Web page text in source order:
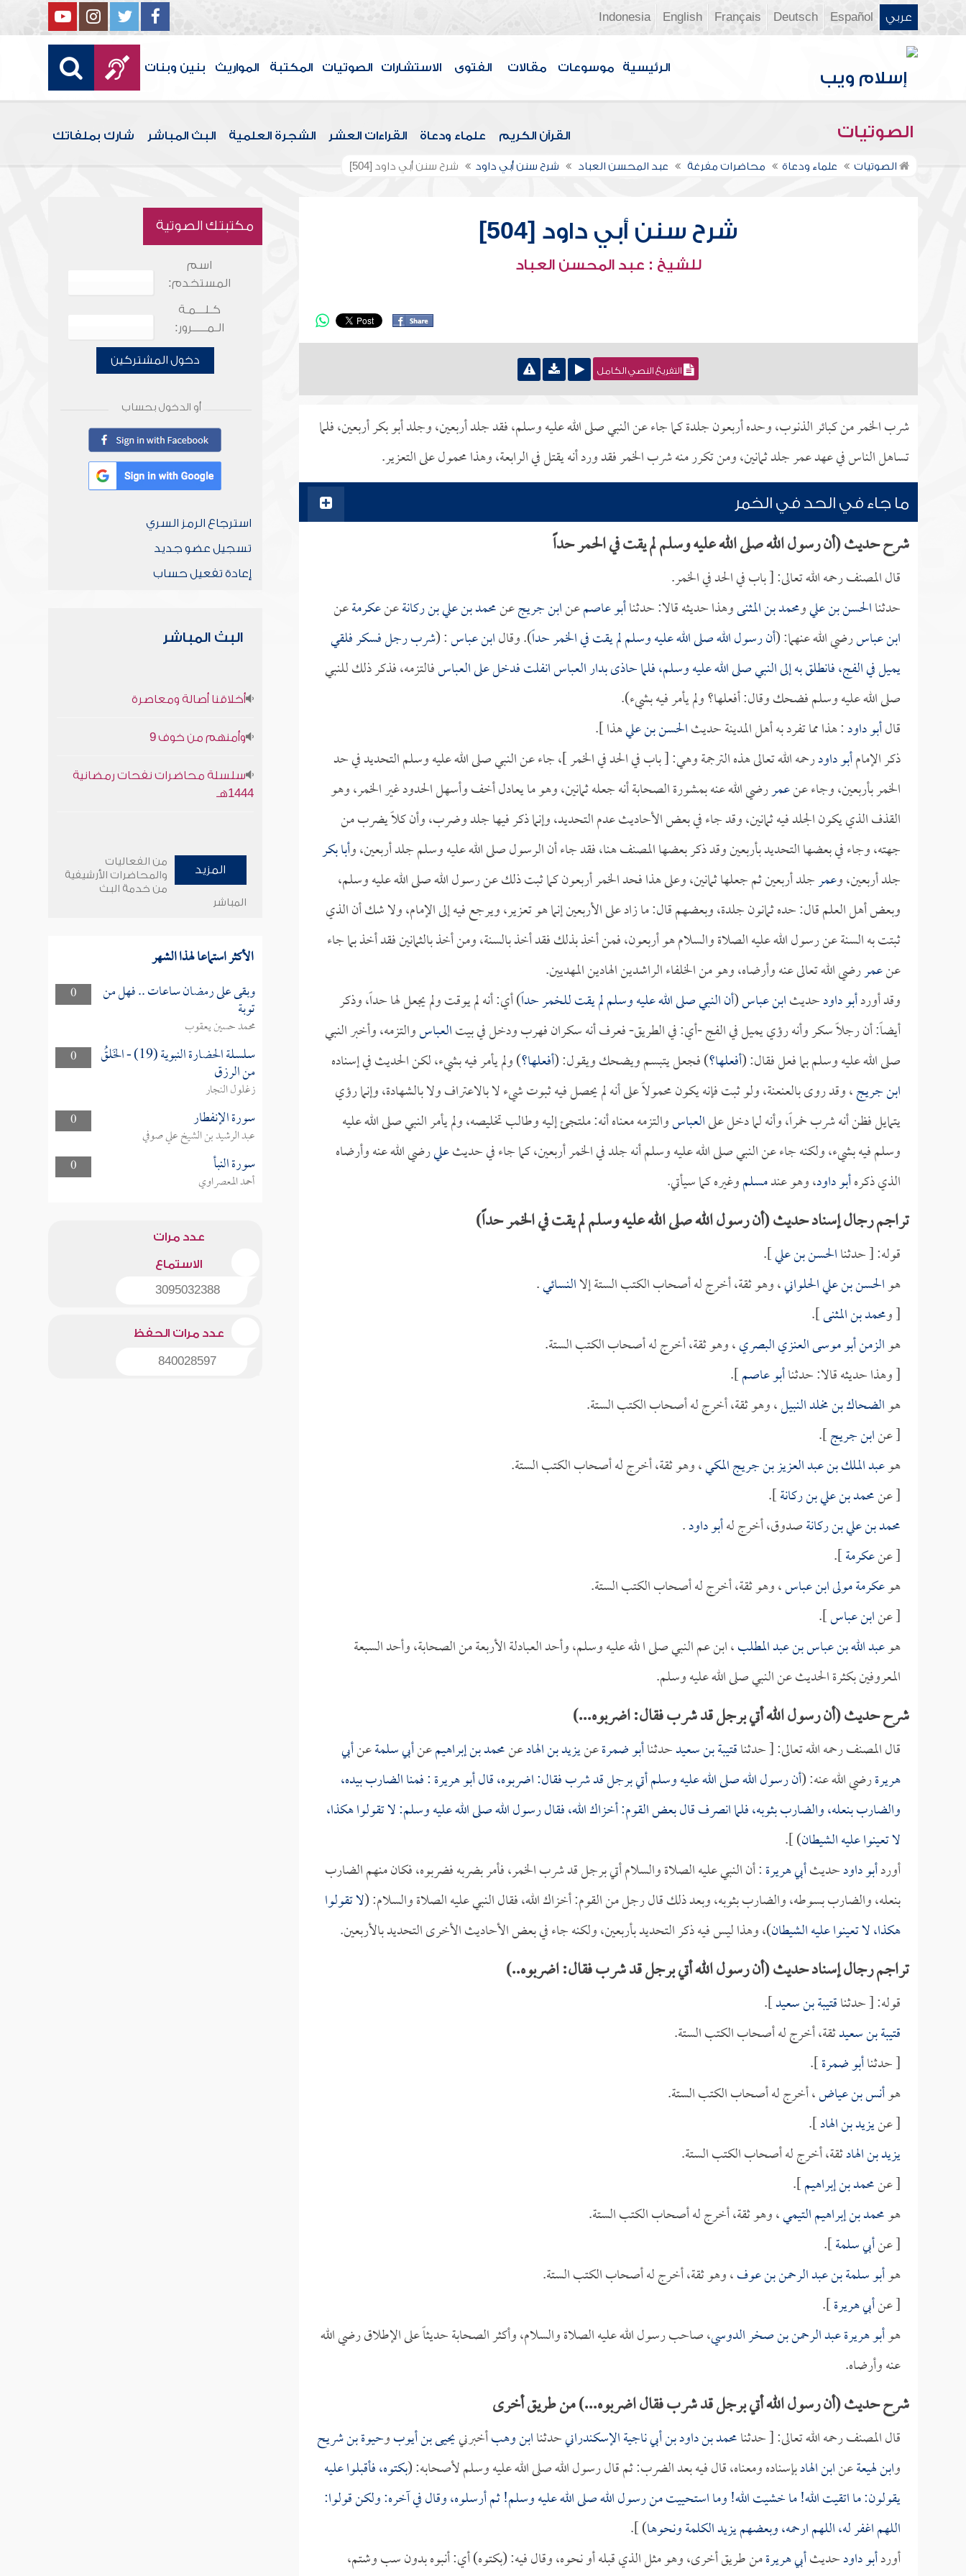
عربي Español
Deutsch
Français
English
Indonesia
الرئيسية موسوعات مقالات الفتوى الاستشارات الصوتيات المكتبة المواريث بنين وبنات
الصوتيات القرآن الكريم علماء ودعاة القراءات العشر الشجرة العلمية البث المباشر شارك بملفاتك
الصوتيات علماء ودعاة محاضرات مفرغة عبد المحسن العباد شرح سنن أبي داود شرح سنن أبي داود [504]
شرح سنن أبي داود [504]
للشيخ : عبد المحسن العباد
التفريغ النصي الكامل
شرب الخمر من كبائر الذنوب، وحده أربعون جلدة كما جاء عن النبي صلى الله عليه وسلم، فقد جلد أربعين، وجلد أبو بكر أربعين، فلما
تساهل الناس في عهد عمر جلد ثمانين، ومن تكرر منه شرب الخمر فقد ورد أنه يقتل في الرابعة، وهذا محمول على التعزير.
ما جاء في الحد في الخمر
شرح حديث (أن رسول الله صلى الله عليه وسلم لم يقت في الحمر حداً
قال المصنف رحمه الله تعالى: [ باب في الحد في الخمر.
حدثناالحسن بن عليومحمد بن المثنىوهذا حديثه قالا: حدثناأبو عاصمعنابن جريجعنمحمد بن علي بن ركانةعنعكرمةعن
ابن عباسرضي الله عنهما: (أن رسول الله صلى الله عليه وسلم لم يقت في الخمر حداً). وقالابن عباس: (شرب رجل فسكر فلقي
يميل في الفج، فانطلق به إلى النبي صلى الله عليه وسلم، فلما حاذى بدارالعباسانفلت فدخل علىالعباسفالتزمه، فذكر ذلك للنبي
صلى الله عليه وسلم فضحك وقال: أفعلها؟ ولم يأمر فيه بشيء).
قالأبو داود: هذا مما تفرد به أهل المدينة حديثالحسن بن عليهذا ].
ذكر الإمامأبو داودرحمه الله تعالى هذه الترجمة وهي: [ باب في الحد في الخمر ]، جاء عن النبي صلى الله عليه وسلم التحديد في حد
الخمر بأربعين، وجاء عنعمررضي الله عنه بمشورة الصحابة أنه جعله ثمانين، وهو ما يعادل أخف وأسهل الحدود غير الخمر، وهو
القذف الذي يكون الجلد فيه ثمانين، وقد جاء في بعض الأحاديث عدم التحديد، وإنما ذكر فيها جلد وضرب، وأن كلاً يضرب من
جهته، وجاء في بعضها التحديد بأربعين وقد ذكر بعضها المصنف هنا، فقد جاء أن الرسول صلى الله عليه وسلم جلد أربعين، وأبا بكر
جلد أربعين، وعمرجلد أربعين ثم جعلها ثمانين، وعلى هذا فحد الخمر أربعون كما ثبت ذلك عن رسول الله صلى الله عليه وسلم،
وبعض أهل العلم قال: حده ثمانون جلدة، وبعضهم قال: ما زاد على الأربعين إنما هو تعزير، ويرجع فيه إلى الإمام، ولا شك أن الذي
ثبتت به السنة عن رسول الله عليه الصلاة والسلام هو أربعون، فمن أخذ بذلك فقد أخذ بالسنة، ومن أخذ بالثمانين فقد أخذ بما جاء
عنعمررضي الله تعالى عنه وأرضاه، وهو من الخلفاء الراشدين الهادين المهديين.
وقد أوردأبو داودحديثابن عباس(أن النبي صلى الله عليه وسلم لم يقت للخمر حداً) أي: أنه لم يوقت ولم يجعل لها حداً، وذكر
أيضاً: أن رجلاً سكر وأنه رؤي يميل في الفج -أي: في الطريق- فعرف أنه سكران فهرب ودخل في بيتالعباسوالتزمه، وأخبر النبي
صلى الله عليه وسلم بما فعل فقال: (أفعلها؟) فجعل يتبسم ويضحك ويقول: (أفعلها؟) ولم يأمر فيه بشيء، لكن الحديث في إسناده
ابن جريج، وقد روى بالعنعنة، ولو ثبت فإنه يكون محمولاً على أنه لم يحصل فيه ثبوت شيء لا بالاعتراف ولا بالشهادة، وإنما رؤي
يتمايل فظن أنه شرب خمراً، وأنه لما دخل علىالعباسوالتزمه معناه أنه: ملتجئ إليه وطالب تخليصه، ولم يأمر النبي صلى الله عليه
وسلم فيه بشيء، ولكنه جاء عن النبي صلى الله عليه وسلم أنه جلد في الخمر أربعين، كما جاء في حديثعليرضي الله عنه وأرضاه
الذي ذكرهأبو داود، وهو عندمسلموغيره كما سيأتي.
تراجم رجال إسناد حديث (أن رسول الله صلى الله عليه وسلم لم يقت في الخمر حداً)
قوله: [ حدثناالحسن بن علي].
هوالحسن بن علي الحلواني، وهو ثقة، أخرج له أصحاب الكتب الستة إلاالنسائي.
[ ومحمد بن المثنى].
هوالزمن أبو موسى العنزي البصري، وهو ثقة، أخرج له أصحاب الكتب الستة.
[ وهذا حديثه قالا: حدثناأبو عاصم].
هوالضحاك بن مخلد النبيل، وهو ثقة، أخرج له أصحاب الكتب الستة.
[ عنابن جريج].
هوعبد الملك بن عبد العزيز بن جريج المكي، وهو ثقة، أخرج له أصحاب الكتب الستة.
[ عنمحمد بن علي بن ركانة].
محمد بن علي بن ركانةصدوق، أخرج لهأبو داود.
[ عنعكرمة].
هوعكرمة مولى ابن عباس، وهو ثقة، أخرج له أصحاب الكتب الستة.
[ عنابن عباس].
هوعبد الله بن عباس بن عبد المطلب، ابن عم النبي صلى ا لله عليه وسلم، وأحد العبادلة الأربعة من الصحابة، وأحد السبعة
المعروفين بكثرة الحديث عن النبي صلى الله عليه وسلم.
شرح حديث (أن رسول الله أتي برجل قد شرب فقال: اضربوه...)
قال المصنف رحمه الله تعالى: [ حدثناقتيبة بن سعيدحدثناأبو ضمرةعنيزيد بن الهادعنمحمد بن إبراهيمعنأبي سلمةعنأبي
هريرةرضي الله عنه: (أن رسول الله صلى الله عليه وسلم أتي برجل قد شرب فقال: اضربوه، قالأبو هريرة: فمنا الضارب بيده،
والضارب بنعله، والضارب بثوبه، فلما انصرف قال بعض القوم: أخزاك الله، فقال رسول الله صلى الله عليه وسلم: لا تقولوا هكذا،
لا تعينوا عليه الشيطان) ].
أوردأبو داودحديثأبي هريرة: أن النبي عليه الصلاة والسلام أتي برجل قد شرب الخمر، فأمر بضربه فضربوه، فكان منهم الضارب
بنعله، والضارب بسوطه، والضارب بثوبه، وبعد ذلك قال رجل من القوم: أخزاك الله، فقال النبي عليه الصلاة والسلام: (لا تقولوا
هكذا، لا تعينوا عليه الشيطان)، وهذا ليس فيه ذكر التحديد بأربعين، ولكنه جاء في بعض الأحاديث الأخرى التحديد بالأربعين.
تراجم رجال إسناد حديث (أن رسول الله أتي برجل قد شرب فقال: اضربوه..)
قوله: [ حدثناقتيبة بن سعيد].
قتيبة بن سعيدثقة، أخرج له أصحاب الكتب الستة.
[ حدثناأبو ضمرة].
هوأنس بن عياض، أخرج له أصحاب الكتب الستة.
[ عنيزيد بن الهاد].
يزيد بن الهادثقة، أخرج له أصحاب الكتب الستة.
[ عنمحمد بن إبراهيم].
هومحمد بن إبراهيم التيمي، وهو ثقة، أخرج له أصحاب الكتب الستة.
[ عنأبي سلمة].
هوأبو سلمة بن عبد الرحمن بن عوف، وهو ثقة، أخرج له أصحاب الكتب الستة.
[ عنأبي هريرة].
هوأبو هريرة عبد الرحمن بن صخر الدوسي، صاحب رسول الله عليه الصلاة والسلام، وأكثر الصحابة حديثاً على الإطلاق رضي الله
عنه وأرضاه.
شرح حديث (أن رسول الله أتي برجل قد شرب فقال اضربوه...) من طريق أخرى
قال المصنف رحمه الله تعالى: [ حدثنامحمد بن داود بن أبي ناجية الإسكندرانيحدثناابن وهبأخبرنييحيى بن أيوبوحيوة بن شريح
وابن لهيعةعنابن الهادبإسناده ومعناه، قال فيه بعد الضرب: ثم قال رسول الله صلى الله عليه وسلم لأصحابه: (بكتوه، فأقبلوا عليه
يقولون: ما اتقيت الله! ما خشيت الله! وما استحييت من رسول الله صلى الله عليه وسلم! ثم أرسلوه، وقال في آخره: ولكن قولوا:
اللهم اغفر له، اللهم ارحمه، وبعضهم يزيد الكلمة ونحوها) ].
أوردأبو داودحديثأبي هريرةمن طريق أخرى، وهو مثل الذي قبله أو نحوه، وقال فيه: (بكتوه) أي: أنبوه بدون سب وشتم،
مكتبتك الصوتية
اسم
المستخدم:
كـلـــمـة
الـمـــــرور:
دخول المشتركين
أو الدخول بحساب
استرجاع الرمز السري
تسجيل عضو جديد
إعادة تفعيل حساب
البث المباشر
أخلاقنا أصالة ومعاصرة
وأمنهم من خوف 9
سلسلة محاضرات نفحات رمضانية
1444هـ
المزيد
من الفعاليات
والمحاضرات الأرشيفية
من خدمة البث
المباشر
الأكثر استماعا لهذا الشهر
0 وبقى على رمضان ساعات .. فهل من
توبة
محمد حسين يعقوب
0
سلسلة الحضارة النبوية (19) - الخَلقُ
من الرزق
زغلول النجار
0
سورة الإنفطار
عبد الرشيد بن الشيخ علي صوفي
0
سورة النبأ
أحمد المعصراوي
عدد مرات
الاستماع
3095032388
عدد مرات الحفظ
840028597